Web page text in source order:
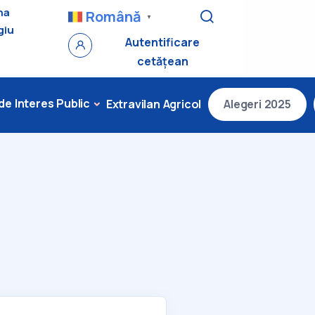
Română ▼
Autentificare
cetățean
Interes Public Extravilan Agricol Alegeri 2025